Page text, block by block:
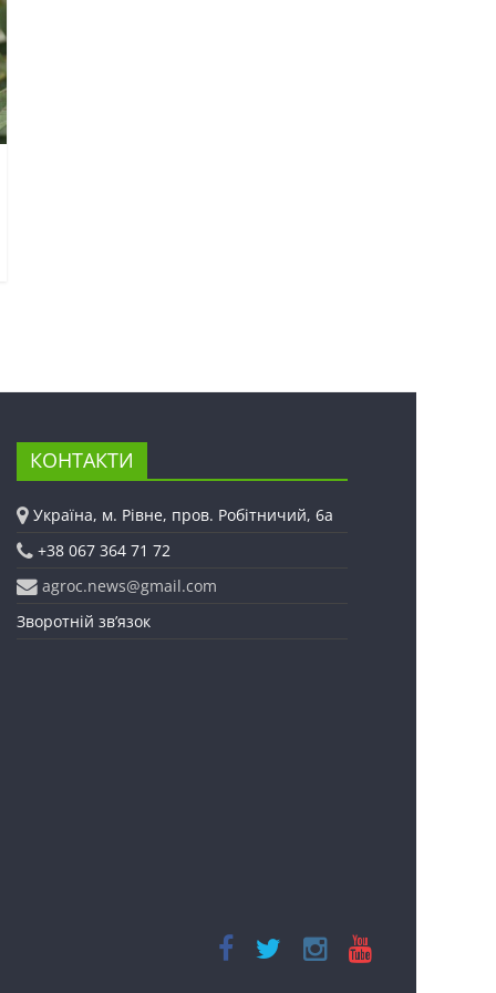
КОНТАКТИ
Україна, м. Рівне, пров. Робітничий, 6а
+38 067 364 71 72
agroc.news@gmail.com
Зворотній зв’язок